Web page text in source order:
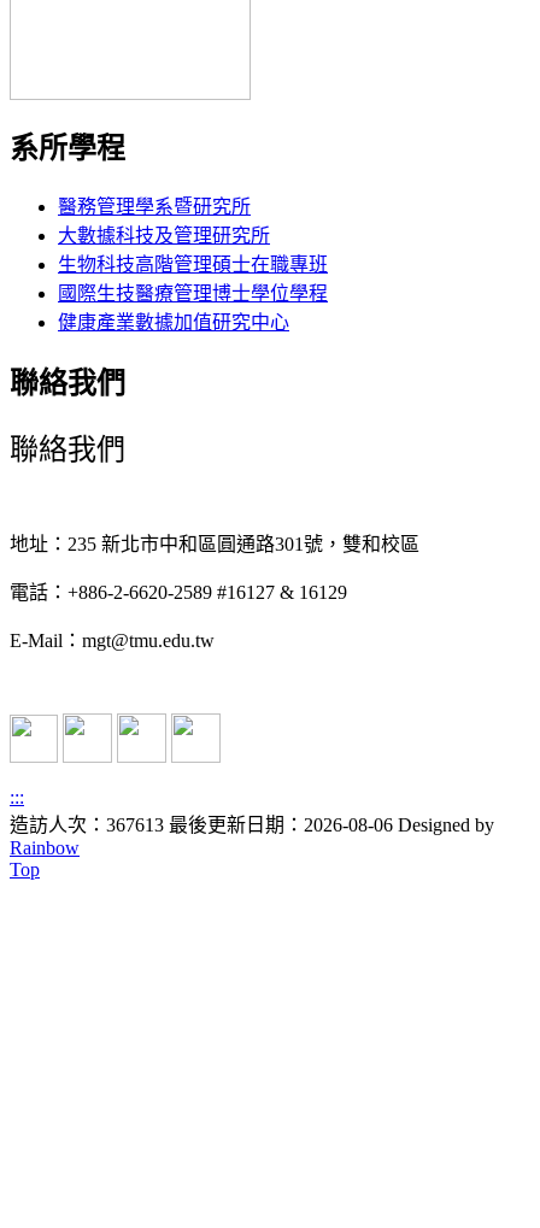
系所學程
醫務管理學系暨研究所
大數據科技及管理研究所
生物科技高階管理碩士在職專班
國際生技醫療管理博士學位學程
健康產業數據加值研究中心
聯絡我們
聯絡我們
地址：235 新北市中和區圓通路301號，雙和校區
電話：+886-2-6620-2589 #16127 & 16129
E-Mail：mgt@tmu.edu.tw
:::
造訪人次：367613 最後更新日期：2026-08-06 Designed by
Rainbow
Top